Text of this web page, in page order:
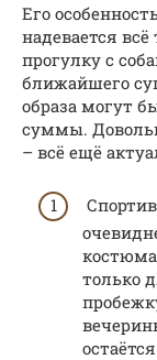
Его
надевается
прогулку с
ближайшего
образа могут
суммы.
– всё ещё
костюма
только